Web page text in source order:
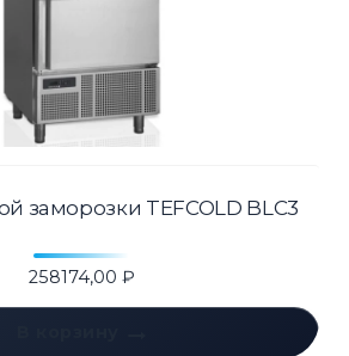
заморозки TEFCOLD BLC3
258174,00 ₽